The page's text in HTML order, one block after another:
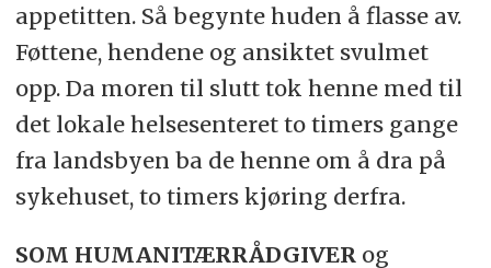
appetitten. Så begynte huden å flasse av.
Føttene, hendene og ansiktet svulmet
opp. Da moren til slutt tok henne med til
det lokale helsesenteret to timers gange
fra landsbyen ba de henne om å dra på
sykehuset, to timers kjøring derfra.
SOM HUMANITÆRRÅDGIVERog